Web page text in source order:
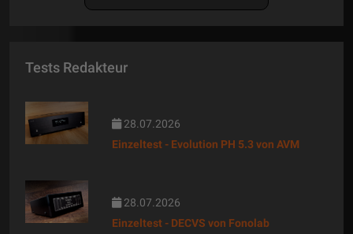
Tests Redakteur
28.07.2026
Einzeltest - Evolution PH 5.3 von AVM
28.07.2026
Einzeltest - DECVS von Fonolab